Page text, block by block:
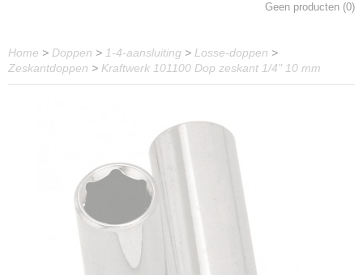
Geen producten (0)
Home > Doppen > 1-4-aansluiting > Losse-doppen >
Zeskantdoppen > Kraftwerk 101100 Dop zeskant 1/4" 10 mm